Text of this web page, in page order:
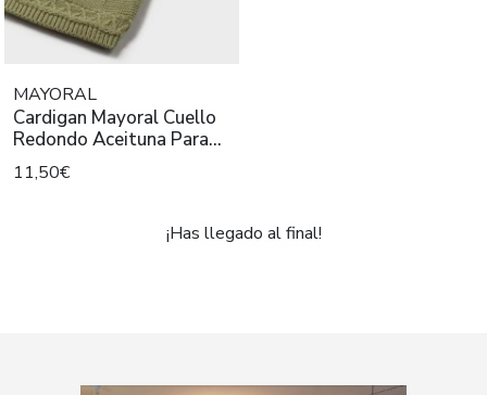
MAYORAL
Cardigan Mayoral Cuello
Redondo Aceituna Para
Bebè
11,50€
¡Has llegado al final!